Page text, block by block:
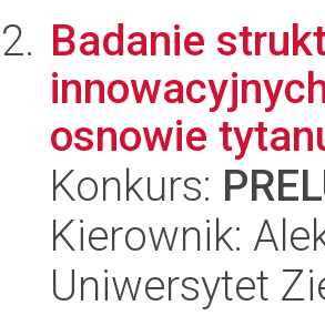
Badanie
osnowie
Konkurs:
Kierownik:
Uniwersytet